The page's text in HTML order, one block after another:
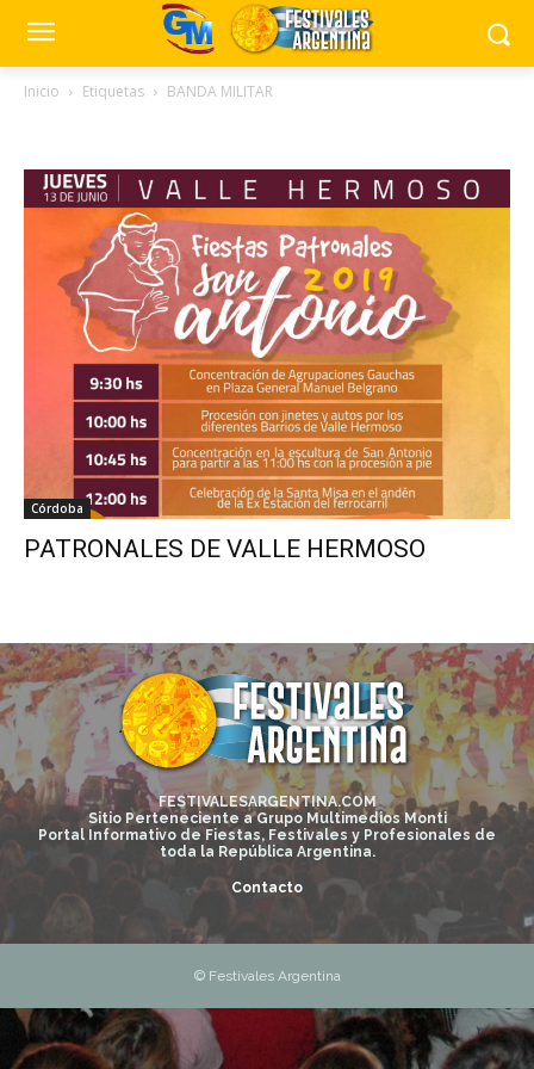
Inicio Etiquetas BANDA MILITAR
Córdoba
PATRONALES DE VALLE HERMOSO
FESTIVALESARGENTINA.COM
Sitio Perteneciente a Grupo Multimedios Monti
Portal Informativo de Fiestas, Festivales y Profesionales de
toda la República Argentina.
Contacto
© Festivales Argentina